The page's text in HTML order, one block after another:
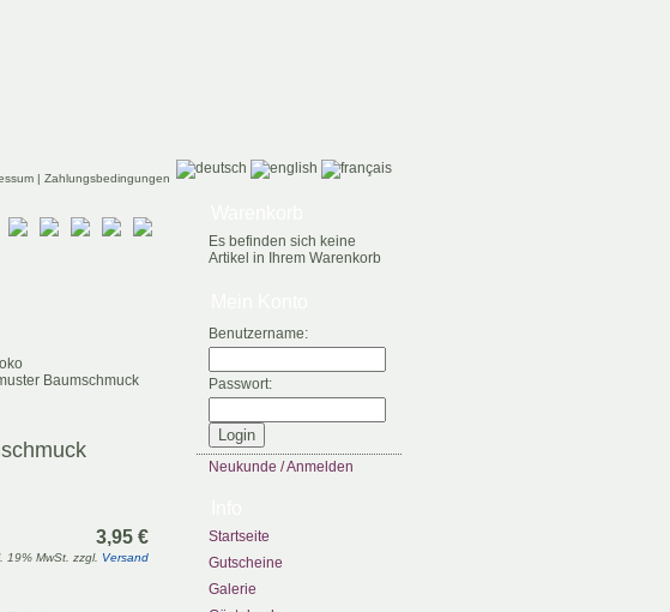
| Zahlungsbedingungen
Baumschmuck
3,95 €
19% MwSt. zzgl. Versand
Es befinden sich keine
Artikel in Ihrem Warenkorb
Benutzername:
Passwort:
Neukunde / Anmelden
Startseite
Gutscheine
Galerie